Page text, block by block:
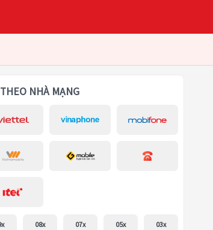
NHÀ MẠNG
08x 07x 05x 03x